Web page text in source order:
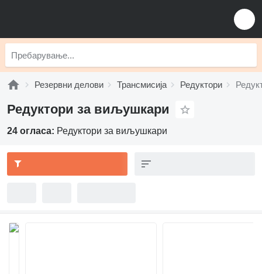
Резервни делови Трансмисија Редуктори
Редуктори за виљушкари
24 огласа: Редуктори за виљушкари